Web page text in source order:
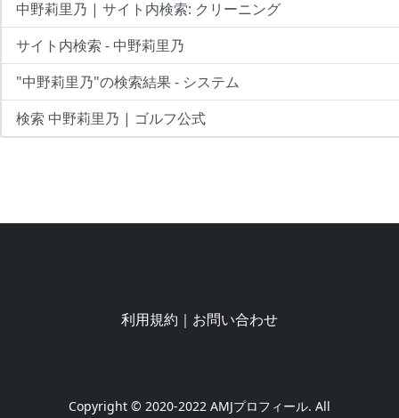
中野莉里乃 | サイト内検索: クリーニング
サイト内検索 - 中野莉里乃
"中野莉里乃"の検索結果 - システム
検索 中野莉里乃 | ゴルフ公式
利用規約 ｜ お問い合わせ
Copyright © 2020-2022 AMJプロフィール. All